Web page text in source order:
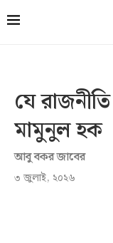
যে
মামুনুল হক
আবু বকর জাবের
৩ জুলাই, ২০২৬